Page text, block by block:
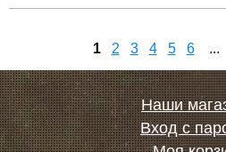
1 2 3 4 5 6...
Наши
Вход с